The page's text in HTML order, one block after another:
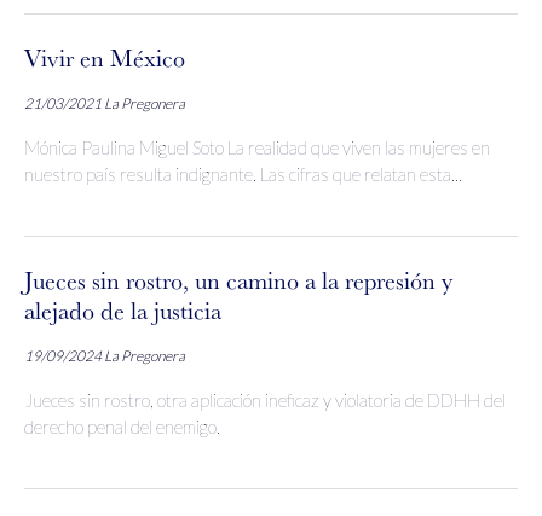
Vivir en México
21/03/2021 La Pregonera
Mónica Paulina Miguel Soto La realidad que viven las mujeres en
nuestro país resulta indignante. Las cifras que relatan esta...
Jueces sin rostro, un camino a la represión y
alejado de la justicia
19/09/2024 La Pregonera
Jueces sin rostro, otra aplicación ineficaz y violatoria de DDHH del
derecho penal del enemigo.